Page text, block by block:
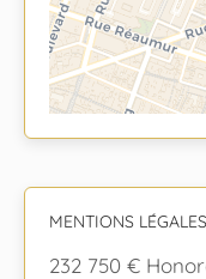
MENTIONS LÉGALES
232 750 €